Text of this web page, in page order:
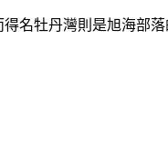
名牡丹灣則是旭海部